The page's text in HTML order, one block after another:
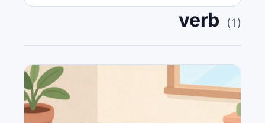
verb (1)